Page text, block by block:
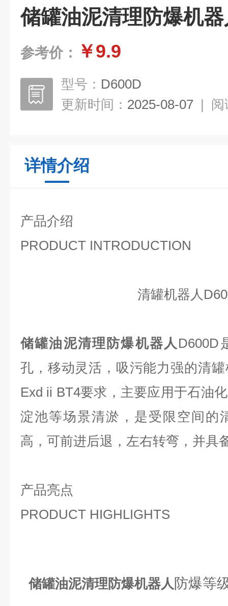
储罐油泥清理防爆机
参考价： ￥9.9
型号： D600D
更新时间： 2025-08-07 | 阅
详情介绍
产品介绍
PRODUCT INTRODUCTION
清罐机器人
储罐油泥清理防爆机器人 D600D
孔，移动灵活，吸污能力强的清
Exd ii BT4要求，主要应用于石油
淀池等场景清淤，是受限空间的
高，可前进后退，左右转弯，并具
产品亮点
PRODUCT HIGHLIGHTS
储罐油泥清理防爆机器人 防爆等